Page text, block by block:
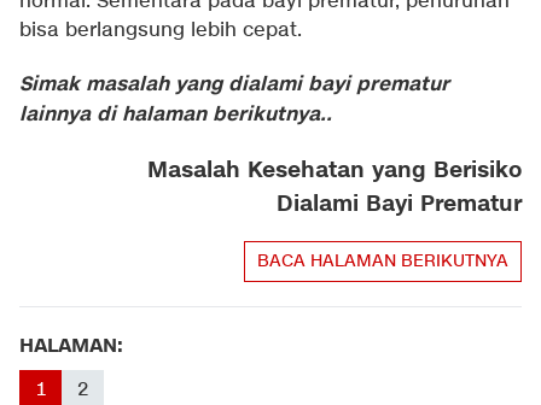
bisa berlangsung lebih cepat.
Simak masalah yang dialami bayi prematur
lainnya di halaman berikutnya..
Masalah Kesehatan yang Berisiko
Dialami Bayi Prematur
BACA HALAMAN BERIKUTNYA
HALAMAN:
1 2